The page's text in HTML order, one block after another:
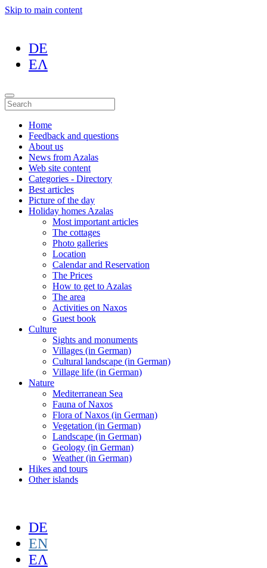
Skip to main content
DE
ΕΛ
Home
Feedback and questions
About us
News from Azalas
Web site content
Categories - Directory
Best articles
Picture of the day
Holiday homes Azalas
Most important articles
The cottages
Photo galleries
Location
Calendar and Reservation
The Prices
How to get to Azalas
The area
Activities on Naxos
Guest book
Culture
Sights and monuments
Villages (in German)
Cultural landscape (in German)
Village life (in German)
Nature
Mediterranean Sea
Fauna of Naxos
Flora of Naxos (in German)
Vegetation (in German)
Landscape (in German)
Geology (in German)
Weather (in German)
Hikes and tours
Other islands
DE
EN
ΕΛ